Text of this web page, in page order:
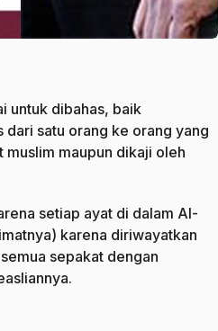
untuk dibahas, baik
satu orang ke orang yang
muslim maupun dikaji oleh
setiap ayat di dalam Al-
karena diriwayatkan
sepakat dengan